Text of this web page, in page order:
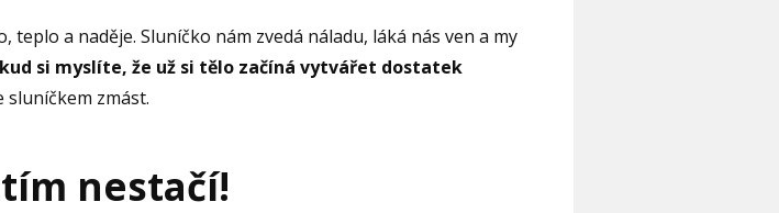
teplo a naděje. Sluníčko nám zvedá náladu, láká nás ven a my
si myslíte, že už si tělo začíná vytvářet dostatek
sluníčkem zmást.
nestačí!